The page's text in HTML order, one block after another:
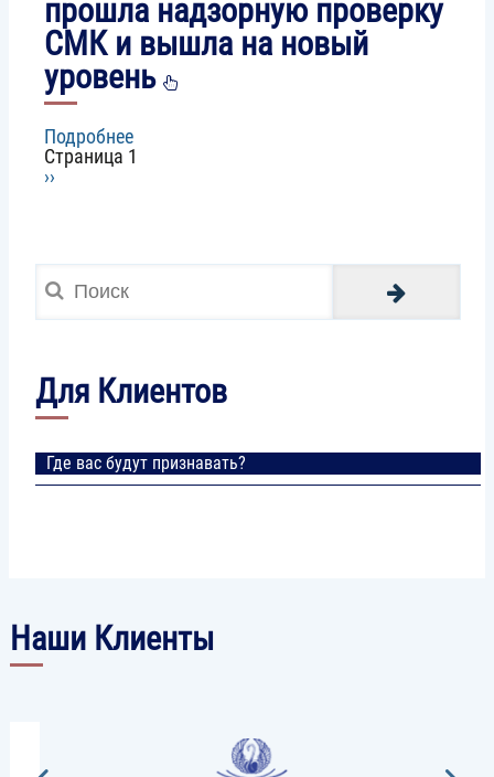
лучших
мировых
стандартов
провели
семинар
по
требованиям
СТБ
прошла надзорную проверку
СМК и вышла на новый
уровень
Подробнее
Наша
вышла
Нумерация
Страница 1
Следующая
››
Для Клиентов
Где вас будут признавать?
Наши Клиенты